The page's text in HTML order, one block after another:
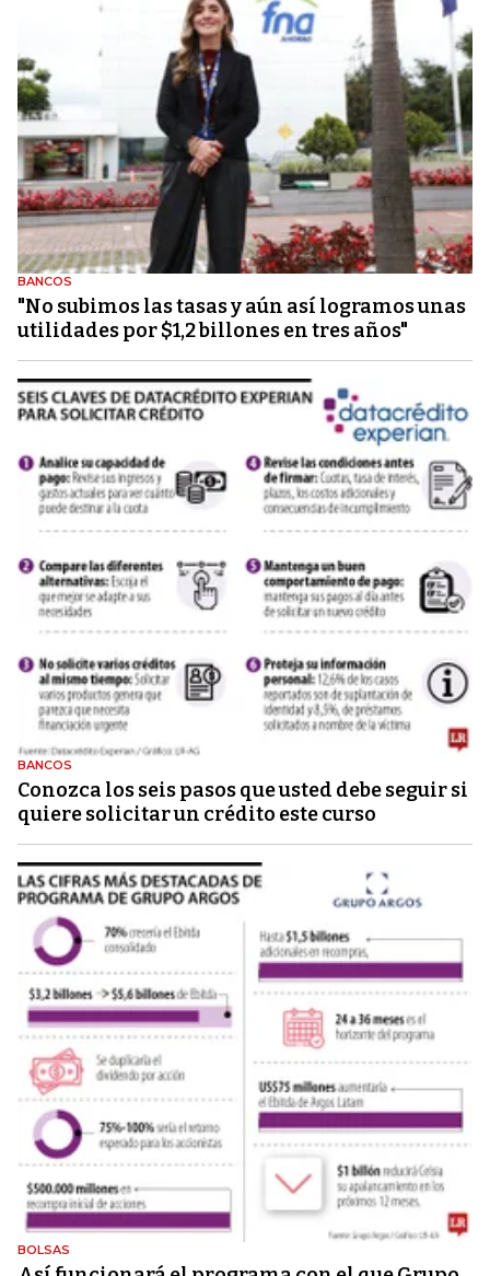
BANCOS
"No subimos las tasas y aún así logramos unas
utilidades por $1,2 billones en tres años"
BANCOS
Conozca los seis pasos que usted debe seguir si
quiere solicitar un crédito este curso
BOLSAS